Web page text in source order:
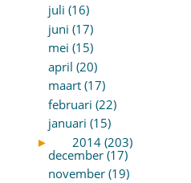
juli (16)
juni (17)
mei (15)
april (20)
maart (17)
februari (22)
januari (15)
►
2014 (203)
december (17)
november (19)